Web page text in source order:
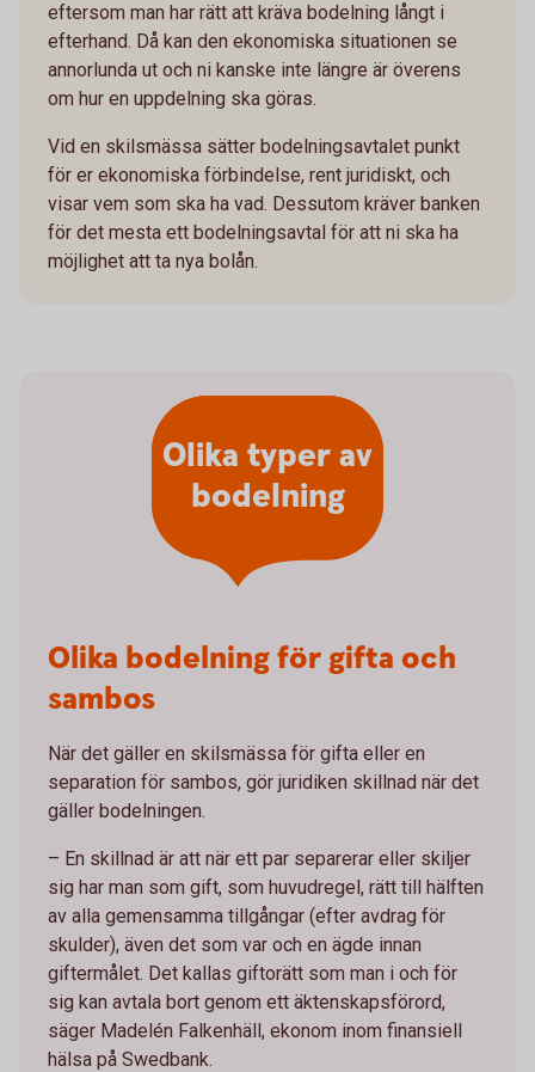
eftersom man har rätt att kräva bodelning långt i
efterhand. Då kan den ekonomiska situationen se
annorlunda ut och ni kanske inte längre är överens
om hur en uppdelning ska göras.
Vid en skilsmässa sätter bodelningsavtalet punkt
för er ekonomiska förbindelse, rent juridiskt, och
visar vem som ska ha vad. Dessutom kräver banken
för det mesta ett bodelningsavtal för att ni ska ha
möjlighet att ta nya bolån.
Olika typer av
bodelning
Olika bodelning för gifta och
sambos
När det gäller en skilsmässa för gifta eller en
separation för sambos, gör juridiken skillnad när det
gäller bodelningen.
– En skillnad är att när ett par separerar eller skiljer
sig har man som gift, som huvudregel, rätt till hälften
av alla gemensamma tillgångar (efter avdrag för
skulder), även det som var och en ägde innan
giftermålet. Det kallas giftorätt som man i och för
sig kan avtala bort genom ett äktenskapsförord,
säger Madelén Falkenhäll, ekonom inom finansiell
hälsa på Swedbank.